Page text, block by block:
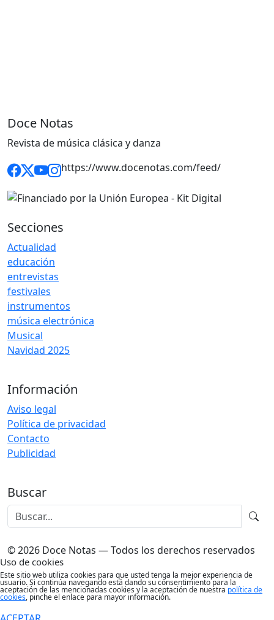
Doce Notas
Revista de música clásica y danza
https://www.docenotas.com/feed/
Secciones
Actualidad
educación
entrevistas
festivales
instrumentos
música electrónica
Musical
Navidad 2025
Información
Aviso legal
Política de privacidad
Contacto
Publicidad
Buscar
© 2026 Doce Notas — Todos los derechos reservados
Uso de cookies
Este sitio web utiliza cookies para que usted tenga la mejor experiencia de
usuario. Si continúa navegando está dando su consentimiento para la
aceptación de las mencionadas cookies y la aceptación de nuestra política de
cookies, pinche el enlace para mayor información.